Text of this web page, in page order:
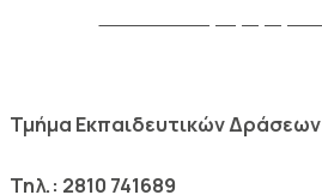
Τμήμα Εκπαιδευτικών Δράσεων
Τηλ.: 2810 741689